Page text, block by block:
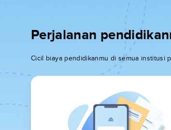
Perjalanan
Cicil biaya pendidikanmu di semua institusi